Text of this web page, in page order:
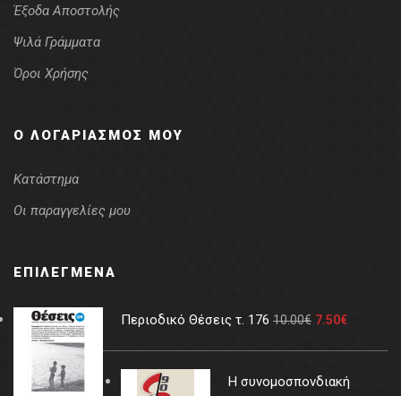
Έξοδα Αποστολής
Ψιλά Γράμματα
Όροι Χρήσης
Ο ΛΟΓΑΡΙΑΣΜΌΣ ΜΟΥ
Κατάστημα
Οι παραγγελίες μου
ΕΠΙΛΕΓΜΈΝΑ
Περιοδικό Θέσεις τ. 176 10.00€ 7.50€
Η συνομοσπονδιακή